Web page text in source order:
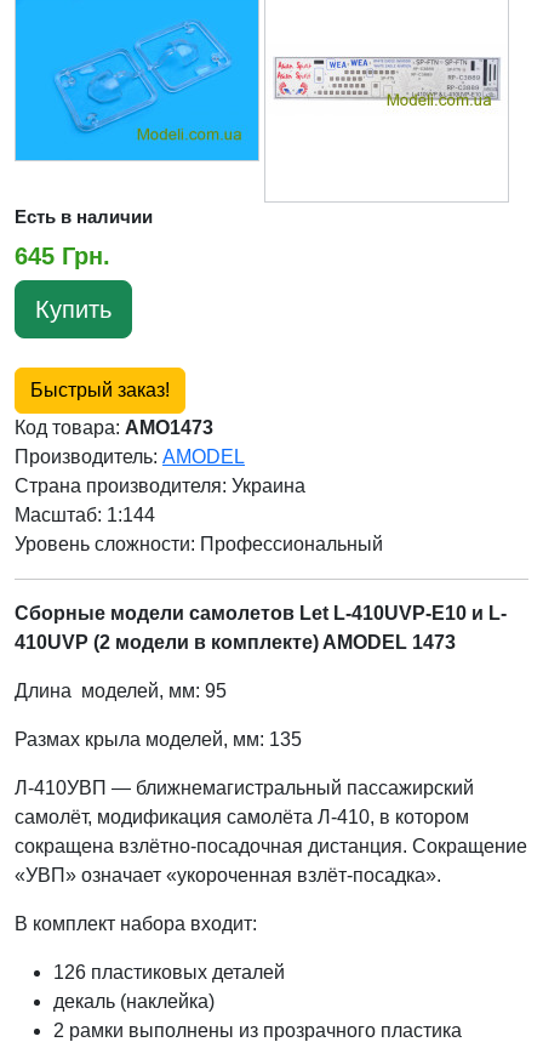
Есть в наличии
645 Грн.
Купить
Быстрый заказ!
Код товара: AMO1473
Производитель: AMODEL
Страна производителя: Украина
Масштаб: 1:144
Уровень сложности: Профессиональный
Сборные модели самолетов Let L-410UVP-E10 и L-
410UVP (2 модели в комплекте) AMODEL 1473
Длина моделей, мм: 95
Размах крыла моделей, мм: 135
Л-410УВП — ближнемагистральный пассажирский
самолёт, модификация самолёта Л-410, в котором
сокращена взлётно-посадочная дистанция. Сокращение
«УВП» означает «укороченная взлёт-посадка».
В комплект набора входит:
126 пластиковых деталей
декаль (наклейка)
2 рамки выполнены из прозрачного пластика